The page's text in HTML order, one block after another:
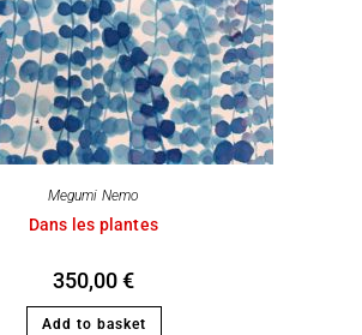
Megumi Nemo
Dans les plantes
350,00€
Add to basket